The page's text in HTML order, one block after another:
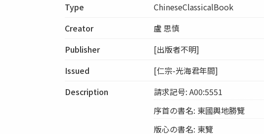
Type
ChineseClassicalBook
Creator
盧 思慎
Publisher
[出版者不明]
Issued
[仁宗-光海君年間]
Description
請求記号: A00:5551
序首の書名: 東國輿地勝覽
版心の書名: 東覽